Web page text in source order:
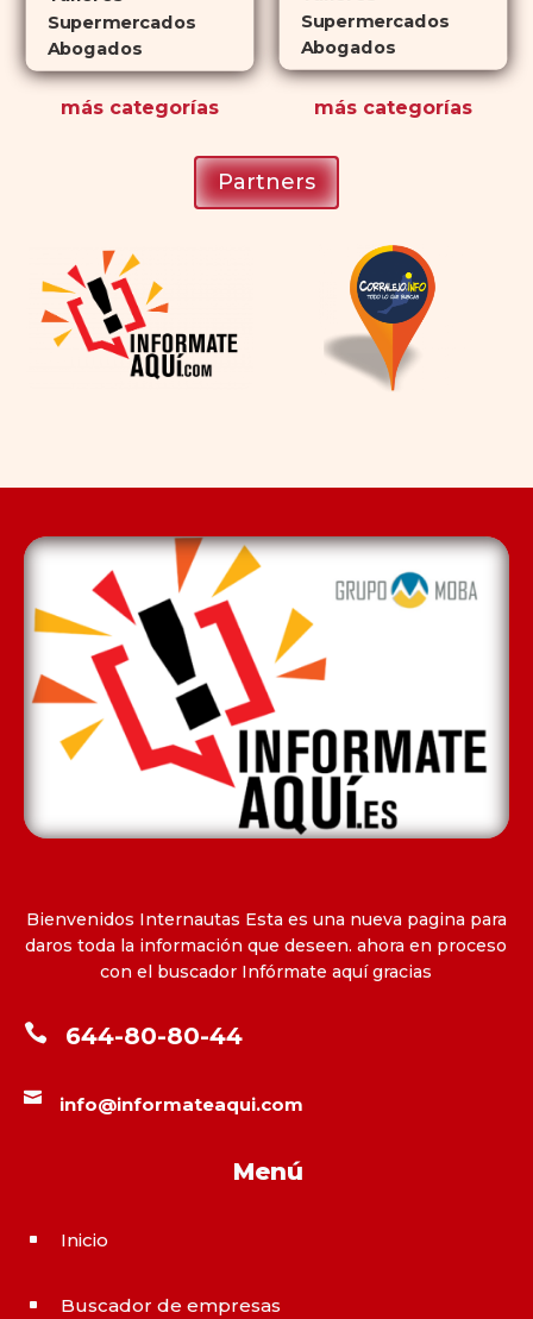
Supermercados
Abogados
más categorías
Supermercados
Abogados
máscategorías
Partners
Bienvenidos Internautas Esta es una nueva pagina para
daros toda la información que deseen. ahora en proceso
con el buscador Infórmate aquí gracias
 644-80-80-44
 info@informateaqui.com
Menú
^ Inicio
^ Buscador de empresas